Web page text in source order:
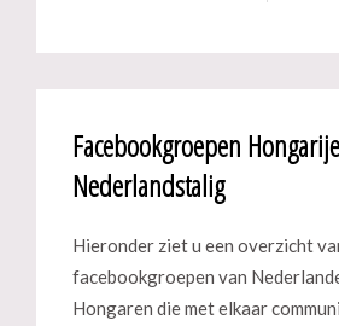
Facebookgroepen Hongarije
Nederlandstalig
Hieronder ziet u een overzicht
facebookgroepen van
Hongaren die met elkaar